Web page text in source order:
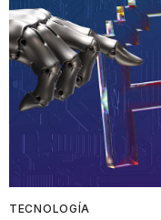
TECNOLOGÍA